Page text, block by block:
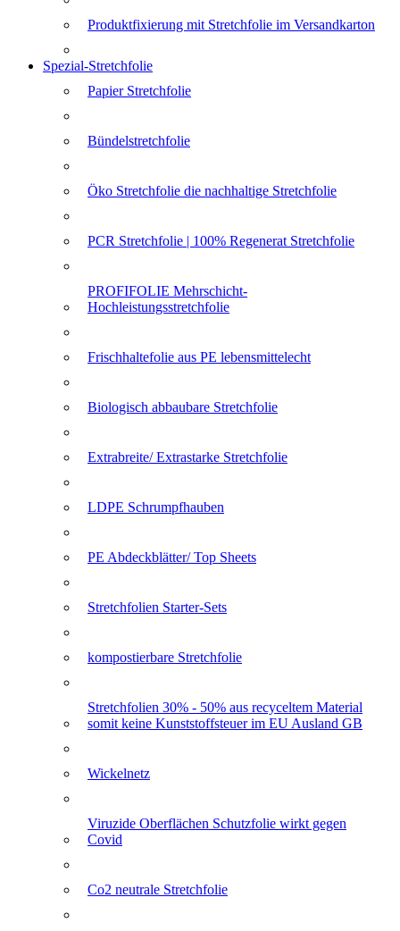
Produktfixierung mit Stretchfolie im Versandkarton
Spezial-Stretchfolie
Papier Stretchfolie
Bündelstretchfolie
Öko Stretchfolie die nachhaltige Stretchfolie
PCR Stretchfolie | 100% Regenerat Stretchfolie
PROFIFOLIE Mehrschicht-
Hochleistungsstretchfolie
Frischhaltefolie aus PE lebensmittelecht
Biologisch abbaubare Stretchfolie
Extrabreite/ Extrastarke Stretchfolie
LDPE Schrumpfhauben
PE Abdeckblätter/ Top Sheets
Stretchfolien Starter-Sets
kompostierbare Stretchfolie
Stretchfolien 30% - 50% aus recyceltem Material
somit keine Kunststoffsteuer im EU Ausland GB
Wickelnetz
Viruzide Oberflächen Schutzfolie wirkt gegen
Covid
Co2 neutrale Stretchfolie